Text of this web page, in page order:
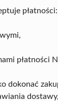
płatności:
płatności
dokonać